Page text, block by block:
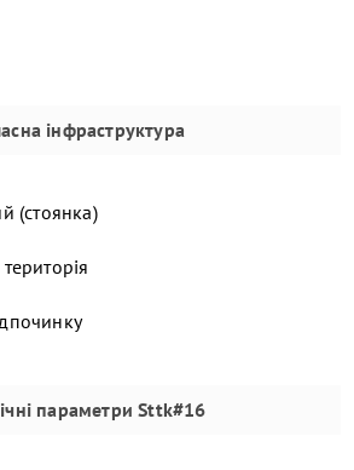
інфраструктура
(стоянка)
параметри Sttk#16